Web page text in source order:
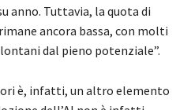
anno. Tuttavia, la quota di
ancora bassa, con molti
dal pieno potenziale”.
è, infatti, un altro elemento